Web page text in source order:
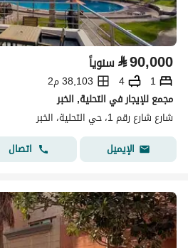
⃁90,000 سنوياً
1
4
38,103 م2
مجمع للإيجار في التحلية, الخبر
شارع شارع رقم 1، حي التحلية، الخبر
الإيميل
اتصال